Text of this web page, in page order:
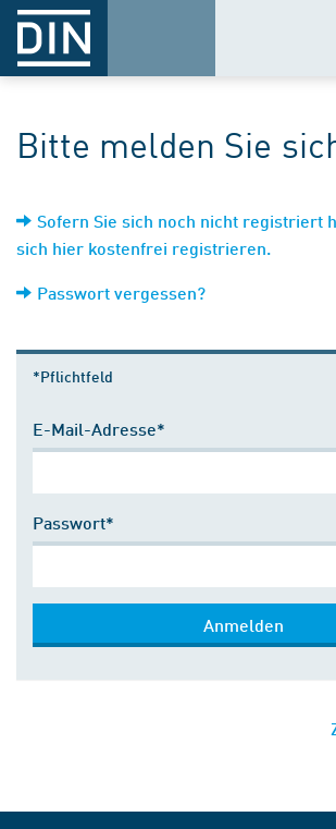
Bitte melden Sie
Sofern Sie sich noch nicht registriert
sich hier kostenfrei registrieren.
Passwort vergessen?
*Pflichtfeld
E-Mail-Adresse*
Passwort*
Anmelden